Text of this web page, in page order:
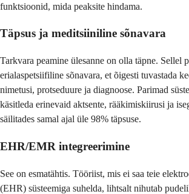
funktsioonid, mida peaksite hindama.
Täpsus ja meditsiiniline sõnavara
Tarkvara peamine ülesanne on olla täpne. Sellel
erialaspetsiifiline sõnavara, et õigesti tuvastada
nimetusi, protseduure ja diagnoose. Parimad
käsitleda erinevaid aktsente, rääkimiskiirusi ja
säilitades samal ajal üle 98% täpsuse.
EHR/EMR integreerimine
See on esmatähtis. Tööriist, mis ei saa teie
(EHR) süsteemiga suhelda, lihtsalt nihutab